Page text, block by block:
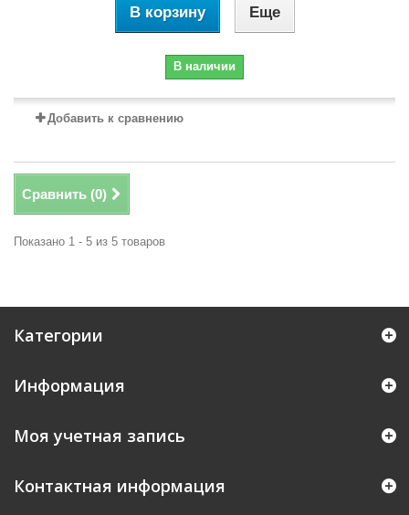
В корзину Еще
В наличии
Добавить к сравнению
Сравнить (0)
Показано 1 - 5 из 5 товаров
Категории
Информация
Моя учетная запись
Контактная информация